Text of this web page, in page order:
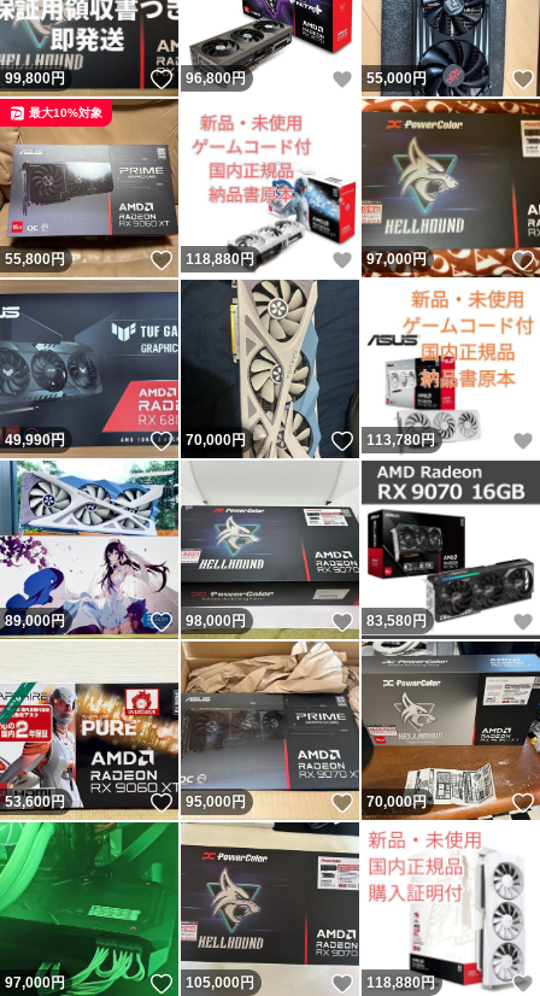
99,800円 いいね！
96,800円 いいね！
55,000円
55,800円 いいね！
最大10%対象
118,880円 いいね！
97,000円
49,990円 いいね！
70,000円 いいね！
113,780円
89,000円 いいね！
98,000円 いいね！
83,580 円
53,600円 いいね！
95,000円 いいね！
70,000円
97,000円 いいね！
105,000円 いいね！
118,880 円